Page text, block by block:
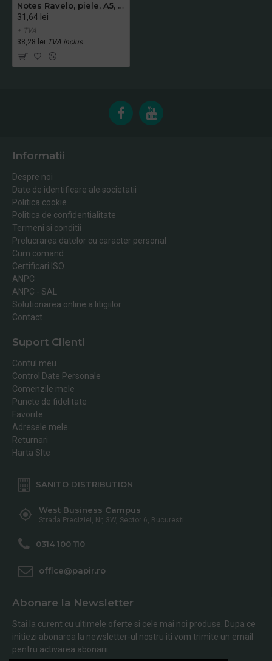
Notes Ravelo, piele, A5, liniat ivory, verde
31,64 lei
+ TVA
38,28 lei TVA inclus
Informatii
Despre noi
Date de identificare ale societatii
Politica cookie
Politica de confidentialitate
Termeni si conditii
Prelucrarea datelor cu caracter personal
Cum comand
Certificari ISO
ANPC
ANPC - SAL
Solutionarea online a litigiilor
Contact
Suport Clienti
Contul meu
Control Date Personale
Comenzile mele
Puncte de fidelitate
Favorite
Adresele mele
Returnari
Harta SIte
SANITO DISTRIBUTION
West Business Campus
Strada Preciziei, Nr, 3W, Sector 6, Bucuresti
0314 100 110
office@papir.ro
Abonare la Newsletter
Stai la curent cu ultimele oferte si cele mai noi produse. Dupa ce
initiezi abonarea la newsletter-ul nostru iti vom trimite un email
pentru activarea abonarii.